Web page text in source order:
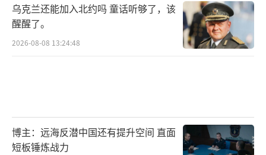
乌克兰还能加入北约吗 童话听够了，该
醒醒了。
2026-08-08 13:24:48
博主：远海反潜中国还有提升空间 直面
短板锤炼战力